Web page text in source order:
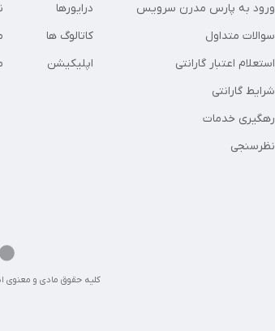
ورود به پارس مدرن سرویس
سوالات متداول
استعلام اعتبار گارانتی
شرایط گارانتی
رهگیری خدمات
نظرسنجی
درایورها
کاتالوگ ها
اپلیکیشن
کلیه حقوق مادی و